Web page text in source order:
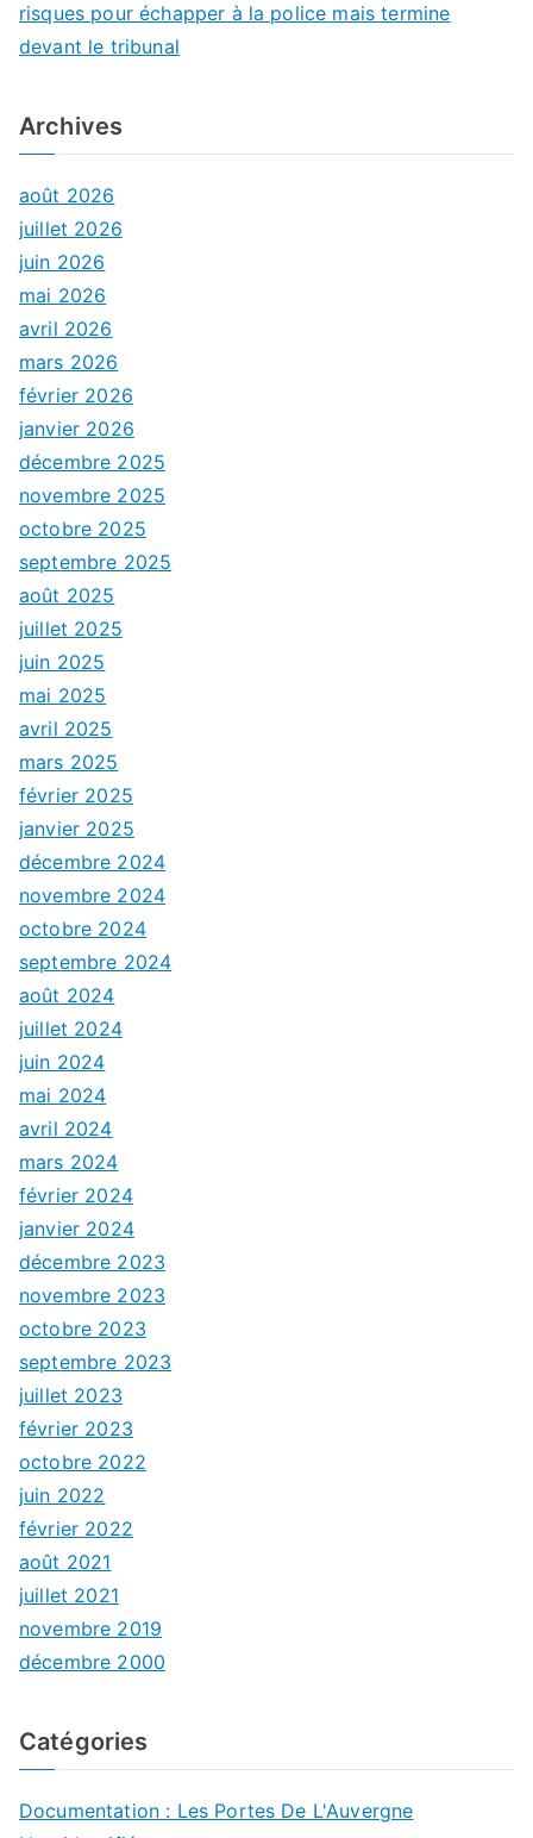
risques pour échapper à la police mais termine
devant le tribunal
Archives
août 2026
juillet 2026
juin 2026
mai 2026
avril 2026
mars 2026
février 2026
janvier 2026
décembre 2025
novembre 2025
octobre 2025
septembre 2025
août 2025
juillet 2025
juin 2025
mai 2025
avril 2025
mars 2025
février 2025
janvier 2025
décembre 2024
novembre 2024
octobre 2024
septembre 2024
août 2024
juillet 2024
juin 2024
mai 2024
avril 2024
mars 2024
février 2024
janvier 2024
décembre 2023
novembre 2023
octobre 2023
septembre 2023
juillet 2023
février 2023
octobre 2022
juin 2022
février 2022
août 2021
juillet 2021
novembre 2019
décembre 2000
Catégories
Documentation : Les Portes De L'Auvergne